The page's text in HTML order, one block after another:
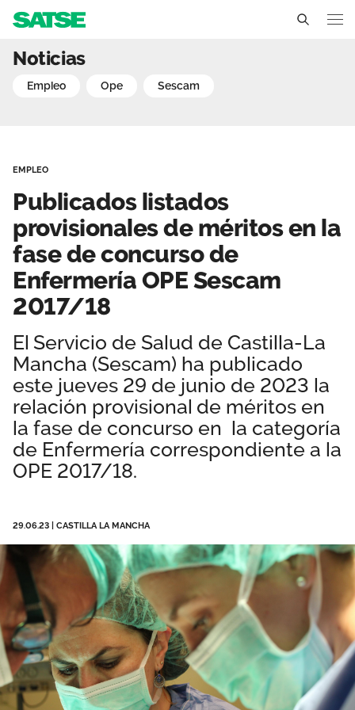
Delegados Sindicales
Estructura organizativa
Transparencia
Secciones sindicales
Servicios
Ventajas
Actualidad
Temas
Noticias
Sala de prensa
Documentos
Publicaciones
Vídeos
Castilla La Mancha
Contáctanos
Área privada
Publicados listados
Noticias
empleo ope sescam
EMPLEO
Publicados listados
provisionales de méritos en la
fase de concurso de
Enfermería OPE Sescam
2017/18
El Servicio de Salud de Castilla-La
Mancha (Sescam) ha publicado
este jueves 29 de junio de 2023 la
relación provisional de méritos en
la fase de concurso en la categoría
de Enfermería correspondiente a la
OPE 2017/18.
29.06.23 CASTILLA LA MANCHA